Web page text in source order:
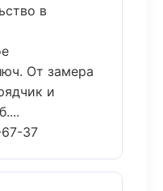
в
От замера
и
37